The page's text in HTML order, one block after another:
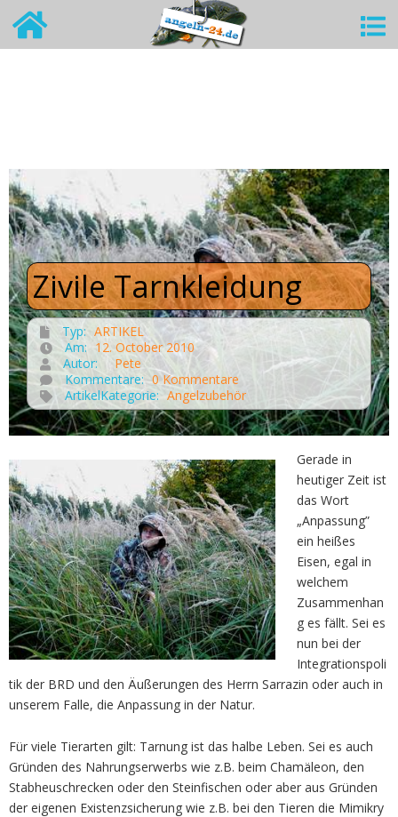
Zivile Tarnkleidung
Typ: ARTIKEL
Am: 12. October 2010
Autor:
Pete
Kommentare: 0 Kommentare
ArtikelKategorie: Angelzubehör
Gerade in
heutiger Zeit ist
das Wort
„Anpassung”
ein heißes
Eisen, egal in
welchem
Zusammenhan
g es fällt. Sei es
nun bei der
Integrationspoli
tik der BRD und den Äußerungen des Herrn Sarrazin oder auch in
unserem Falle, die Anpassung in der Natur.
Für viele Tierarten gilt: Tarnung ist das halbe Leben. Sei es auch
Gründen des Nahrungserwerbs wie z.B. beim Chamäleon, den
Stabheuschrecken oder den Steinfischen oder aber aus Gründen
der eigenen Existenzsicherung wie z.B. bei den Tieren die Mimikry